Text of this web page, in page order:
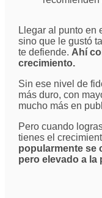
Llegar al punto en
sino que le gustó
te defiende. Ahí
crecimiento.
Sin ese nivel de
más duro, con
mucho más en
Pero cuando
tienes el
popularmente se
pero elevado a la